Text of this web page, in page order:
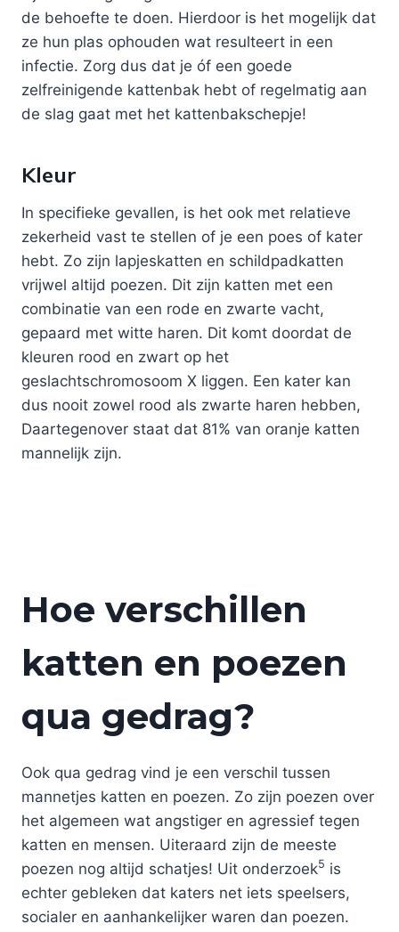
de behoefte te doen. Hierdoor is het mogelijk dat
ze hun plas ophouden wat resulteert in een
infectie. Zorg dus dat je óf een goede
zelfreinigende kattenbak hebt of regelmatig aan
de slag gaat met het kattenbakschepje!
Kleur
In specifieke gevallen, is het ook met relatieve
zekerheid vast te stellen of je een poes of kater
hebt. Zo zijn lapjeskatten en schildpadkatten
vrijwel altijd poezen. Dit zijn katten met een
combinatie van een rode en zwarte vacht,
gepaard met witte haren. Dit komt doordat de
kleuren rood en zwart op het
geslachtschromosoom X liggen. Een kater kan
dus nooit zowel rood als zwarte haren hebben,
Daartegenover staat dat 81% van oranje katten
mannelijk zijn.
Hoe verschillen
katten en poezen
qua gedrag?
Ook qua gedrag vind je een verschil tussen
mannetjes katten en poezen. Zo zijn poezen over
het algemeen wat angstiger en agressief tegen
katten en mensen. Uiteraard zijn de meeste
poezen nog altijd schatjes! Uit onderzoek5 is
echter gebleken dat katers net iets speelsers,
socialer en aanhankelijker waren dan poezen.